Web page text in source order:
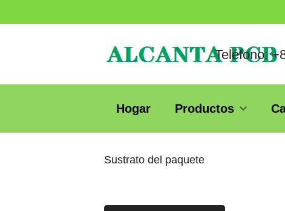
Teléfono:
Hogar Productos
Sustrato del paquete